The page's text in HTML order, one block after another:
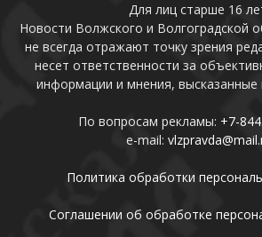
Для лиц старше 16
Новости Волжского и Волгоградской
не всегда отражают точку зрения
несет ответственности за
информации и мнения, высказанные
По вопросам рекламы: +7-
e-mail:
Политика обработки
Соглашении об обработке